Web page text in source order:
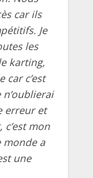
car ils
Je
les
karting,
c’est
erreur et
mon
monde a
une